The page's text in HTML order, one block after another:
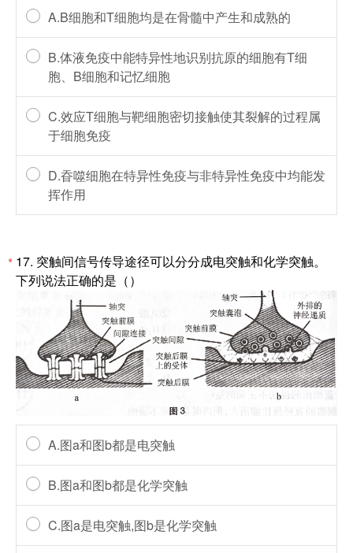
A.B细胞和T细胞均是在骨髓中产生和成熟的
B.体液免疫中能特异性地识别抗原的细胞有T细
胞、B细胞和记忆细胞
C.效应T细胞与靶细胞密切接触使其裂解的过程属
于细胞免疫
D.昋噬细胞在特异性免疫与非特异性免疫中均能发
挥作用
* 17. 突触间信号传导途径可以分分成电突触和化学突触。
下列说法正确的是（）
A.图a和图b都是电突触
B.图a和图b都是化学突触
C.图a是电突触,图b是化学突触